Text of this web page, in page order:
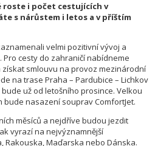
roste i počet cestujících v
s nárůstem i letos a v příštím
velmi pozitivní vývoj a
Pro cesty do zahraničí nabídneme
smlouvu na provoz mezinárodní
na trase Praha – Pardubice – Lichkov
už od letošního prosince. Velkou
nasazení souprav ComfortJet.
měsíců a nejdříve budou jezdit
vyrazí na nejvýznamnější
Rakouska, Maďarska nebo Dánska.